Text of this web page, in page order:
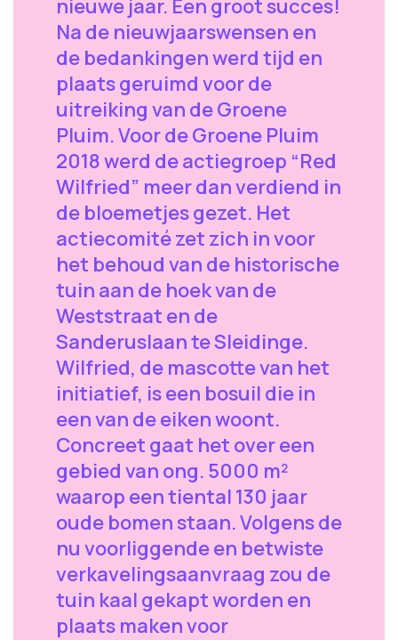
nieuwe jaar. Een groot succes!
Na de nieuwjaarswensen en
de bedankingen werd tijd en
plaats geruimd voor de
uitreiking van de Groene
Pluim. Voor de Groene Pluim
2018 werd de actiegroep “Red
Wilfried” meer dan verdiend in
de bloemetjes gezet. Het
actiecomité zet zich in voor
het behoud van de historische
tuin aan de hoek van de
Weststraat en de
Sanderuslaan te Sleidinge.
Wilfried, de mascotte van het
initiatief, is een bosuil die in
een van de eiken woont.
Concreet gaat het over een
gebied van ong. 5000 m²
waarop een tiental 130 jaar
oude bomen staan. Volgens de
nu voorliggende en betwiste
verkavelingsaanvraag zou de
tuin kaal gekapt worden en
plaats maken voor